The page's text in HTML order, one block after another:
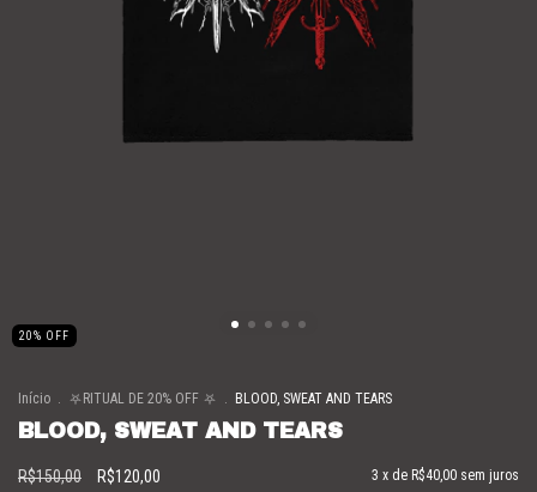
20% OFF
Início . ⛧RITUAL DE 20% OFF ⛧ . BLOOD, SWEAT AND TEARS
BLOOD, SWEAT AND TEARS
R$150,00 R$120,00 3 x de R$40,00 sem juros